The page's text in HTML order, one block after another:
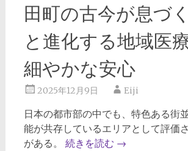
田町の古今が息づ
と進化する地域医
細やかな安心
2025年12月9日 Eiji
日本の都市部の中でも、特色ある街
能が共存しているエリアとして評価
がある。 続きを読む →